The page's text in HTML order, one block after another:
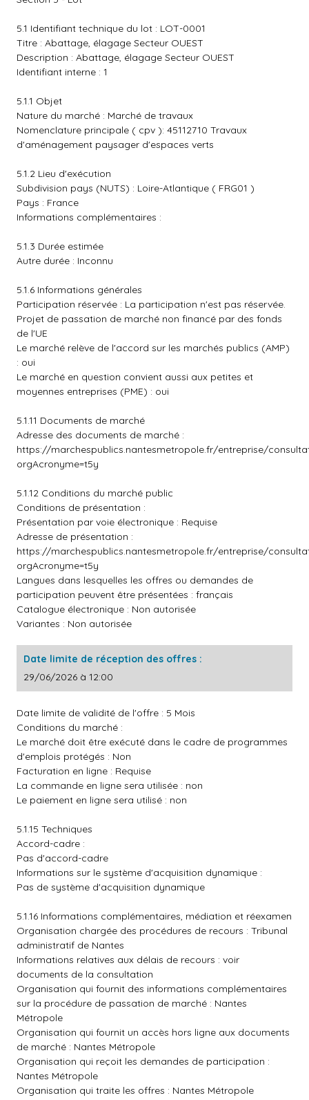
5.1 Identifiant technique du lot : LOT-0001
Titre : Abattage, élagage Secteur OUEST
Description : Abattage, élagage Secteur OUEST
Identifiant interne : 1
5.1.1 Objet
Nature du marché : Marché de travaux
Nomenclature principale ( cpv ): 45112710 Travaux
d'aménagement paysager d'espaces verts
5.1.2 Lieu d'exécution
Subdivision pays (NUTS) : Loire-Atlantique ( FRG01 )
Pays : France
Informations complémentaires :
5.1.3 Durée estimée
Autre durée : Inconnu
5.1.6 Informations générales
Participation réservée : La participation n'est pas réservée.
Projet de passation de marché non financé par des fonds
de l'UE
Le marché relève de l'accord sur les marchés publics (AMP)
: oui
Le marché en question convient aussi aux petites et
moyennes entreprises (PME) : oui
5.1.11 Documents de marché
Adresse des documents de marché :
https://marchespublics.nantesmetropole.fr/entreprise/
orgAcronyme=t5y
5.1.12 Conditions du marché public
Conditions de présentation :
Présentation par voie électronique : Requise
Adresse de présentation :
https://marchespublics.nantesmetropole.fr/entreprise/
orgAcronyme=t5y
Langues dans lesquelles les offres ou demandes de
participation peuvent être présentées : français
Catalogue électronique : Non autorisée
Variantes : Non autorisée
Date limite de réception des offres :
29/06/2026 à 12:00
Date limite de validité de l'offre : 5 Mois
Conditions du marché :
Le marché doit être exécuté dans le cadre de programmes
d'emplois protégés : Non
Facturation en ligne : Requise
La commande en ligne sera utilisée : non
Le paiement en ligne sera utilisé : non
5.1.15 Techniques
Accord-cadre :
Pas d'accord-cadre
Informations sur le système d'acquisition dynamique :
Pas de système d'acquisition dynamique
5.1.16 Informations complémentaires, médiation et réexamen
Organisation chargée des procédures de recours : Tribunal
administratif de Nantes
Informations relatives aux délais de recours : voir
documents de la consultation
Organisation qui fournit des informations complémentaires
sur la procédure de passation de marché : Nantes
Métropole
Organisation qui fournit un accès hors ligne aux documents
de marché : Nantes Métropole
Organisation qui reçoit les demandes de participation :
Nantes Métropole
Organisation qui traite les offres : Nantes Métropole